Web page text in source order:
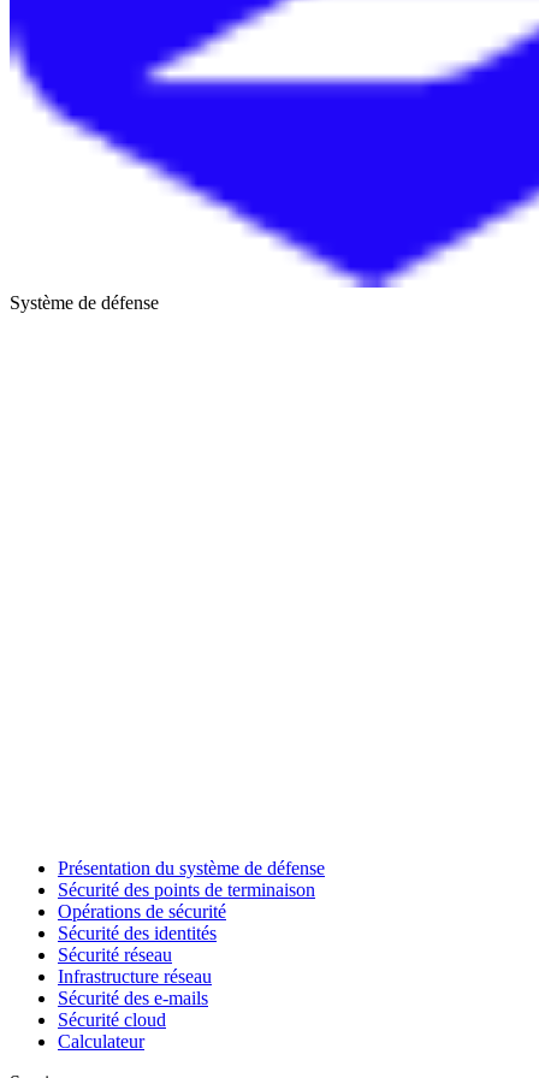
Système de défense
Présentation du système de défense
Sécurité des points de terminaison
Opérations de sécurité
Sécurité des identités
Sécurité réseau
Infrastructure réseau
Sécurité des e-mails
Sécurité cloud
Calculateur